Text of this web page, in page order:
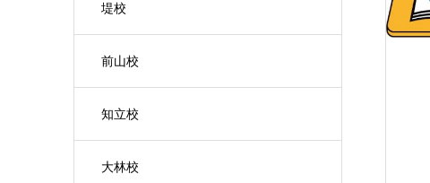
堤校
前山校
知立校
大林校